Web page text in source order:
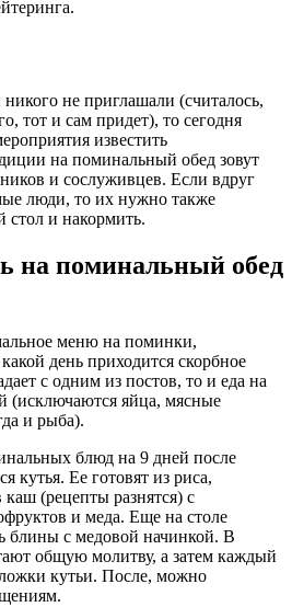
не приглашали (считалось,
тот и сам придет), то сегодня
известить
на поминальный обед зовут
и сослуживцев. Если вдруг
люди, то их нужно также
стол и накормить.
на поминальный обед
меню на поминки,
день приходится скорбное
с одним из постов, то и еда на
(исключаются яйца, мясные
и рыба).
блюд на 9 дней после
кутья. Ее готовят из риса,
(рецепты разнятся) с
и меда. Еще на столе
блины с медовой начинкой. В
общую молитву, а затем каждый
кутьи. После, можно